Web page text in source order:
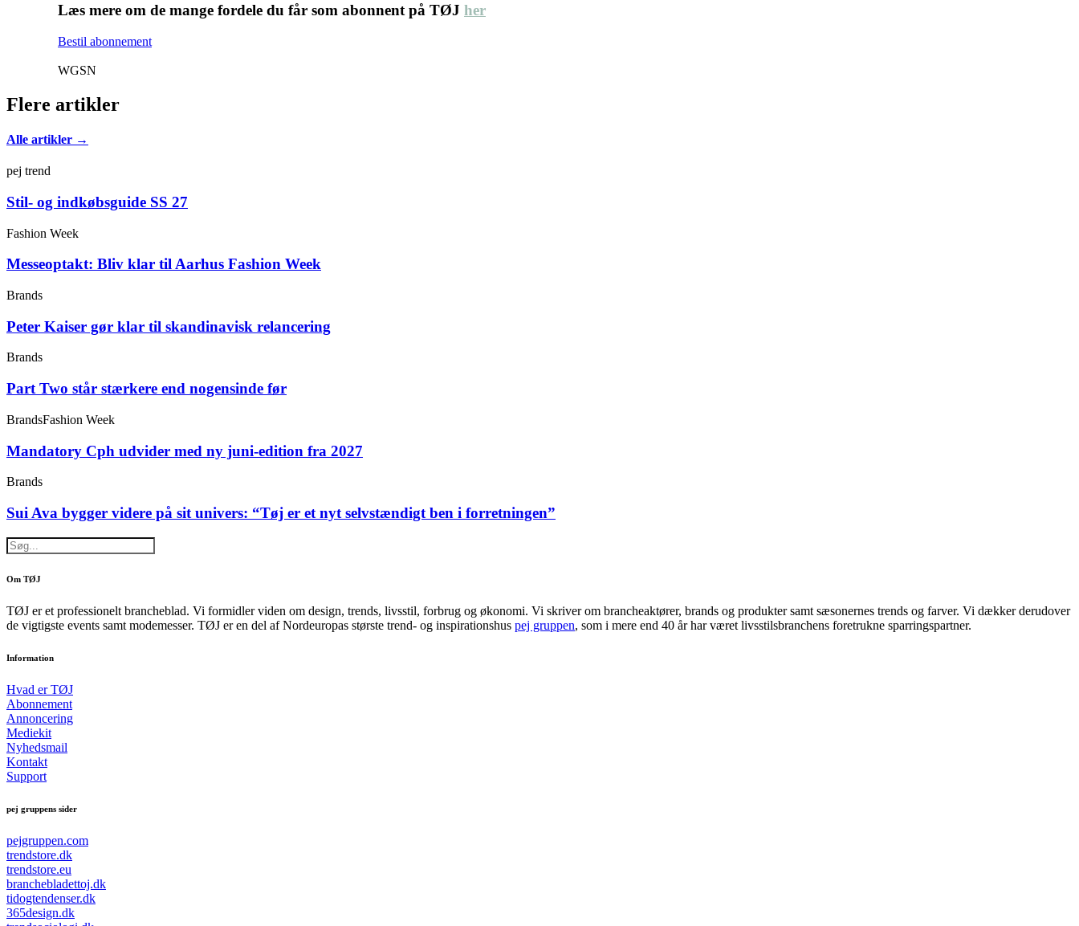
Læs mere om de mange fordele du får som abonnent på TØJ her
Bestil abonnement
WGSN
Flere artikler
Alle artikler →
pej trend
Stil- og indkøbsguide SS 27
Fashion Week
Messeoptakt: Bliv klar til Aarhus Fashion Week
Brands
Peter Kaiser gør klar til skandinavisk relancering
Brands
Part Two står stærkere end nogensinde før
BrandsFashion Week
Mandatory Cph udvider med ny juni-edition fra 2027
Brands
Sui Ava bygger videre på sit univers: “Tøj er et nyt selvstændigt ben i forretningen”
Om TØJ
TØJ er et professionelt brancheblad. Vi formidler viden om design, trends, livsstil, forbrug og økonomi. Vi skriver om brancheaktører, brands og produkter samt sæsonernes trends og farver. Vi dækker derudover
de vigtigste events samt modemesser. TØJ er en del af Nordeuropas største trend- og inspirationshus pej gruppen, som i mere end 40 år har været livsstilsbranchens foretrukne sparringspartner.
Information
Hvad er TØJ
Abonnement
Annoncering
Mediekit
Nyhedsmail
Kontakt
Support
pej gruppens sider
pejgruppen.com
trendstore.dk
trendstore.eu
branchebladettoj.dk
tidogtendenser.dk
365design.dk